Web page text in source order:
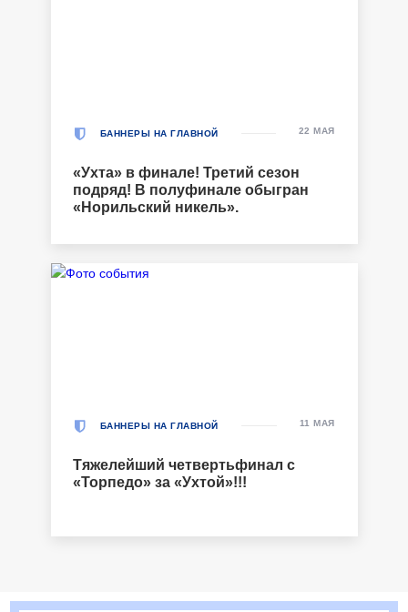
БАННЕРЫ НА ГЛАВНОЙ
«Ухта» в финале! Третий сезон
подряд! В полуфинале обыгран
«Норильский никель».
22 МАЯ
БАННЕРЫ НА ГЛАВНОЙ
Тяжелейший четвертьфинал с
«Торпедо» за «Ухтой»!!!
11 МАЯ